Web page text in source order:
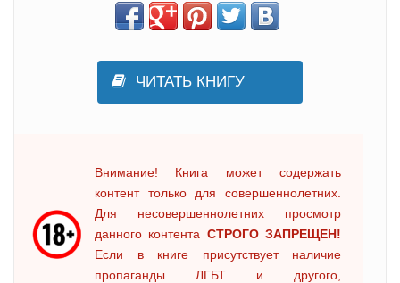
ЧИТАТЬ КНИГУ
Внимание! Книга может содержать
контент только для совершеннолетних.
Для несовершеннолетних просмотр
данного контента СТРОГО ЗАПРЕЩЕН!
Если в книге присутствует наличие
пропаганды ЛГБТ и другого,